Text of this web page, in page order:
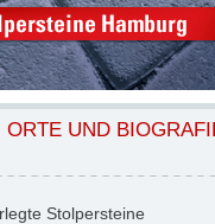
ORTE UND
Stolpersteine